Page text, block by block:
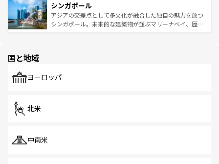
参照してほしい。
激する。気候は一年中温暖で、どの季節にも異なる楽しみ
が待っている。親しみやすいタイの人々、仏教を中心とし
た文化、そして多様な観光資源が、訪れる旅人を魅了し続
み、どこを訪れても感動するはず。観光スポットが密集し
ており、効率よく見どころを回れるのも魅力。息をのむよ
うな絶景から文化的な体験まで、香港を存分に楽しみ尽く
シンガポール
アジアの交差点として多文化が融合した独自の魅力を放つ
シンガポール。未来的な建築物が並ぶマリーナベイ、歴史
で、ホーカーズは地元の風情を楽しめる外せないスポット
国と地域
ヨーロッパ
北米
中南米